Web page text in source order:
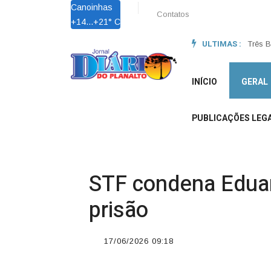
Canoinhas
+14...+21° C
Contatos
ULTIMAS :
INÍCIO GERAL
PUBLICAÇÕES
STF condena
prisão
17/06/2026 09:18